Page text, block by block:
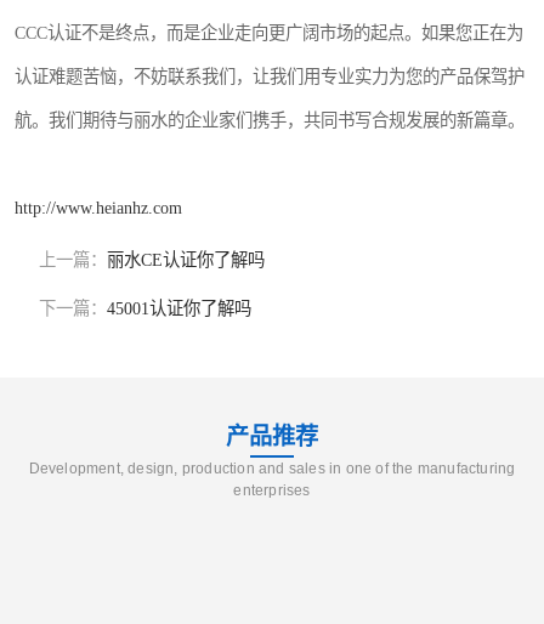
CCC认证不是终点，而是企业走向更广阔市场的起点。如果您正在为
认证难题苦恼，不妨联系我们，让我们用专业实力为您的产品保驾护
航。我们期待与丽水的企业家们携手，共同书写合规发展的新篇章。
http://www.heianhz.com
上一篇： 丽水CE认证你了解吗
下一篇： 45001认证你了解吗
产品推荐
Development, design, production and sales in one of the manufacturing
enterprises